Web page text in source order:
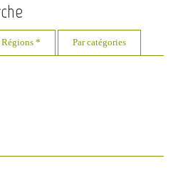
Régions * Par catégories